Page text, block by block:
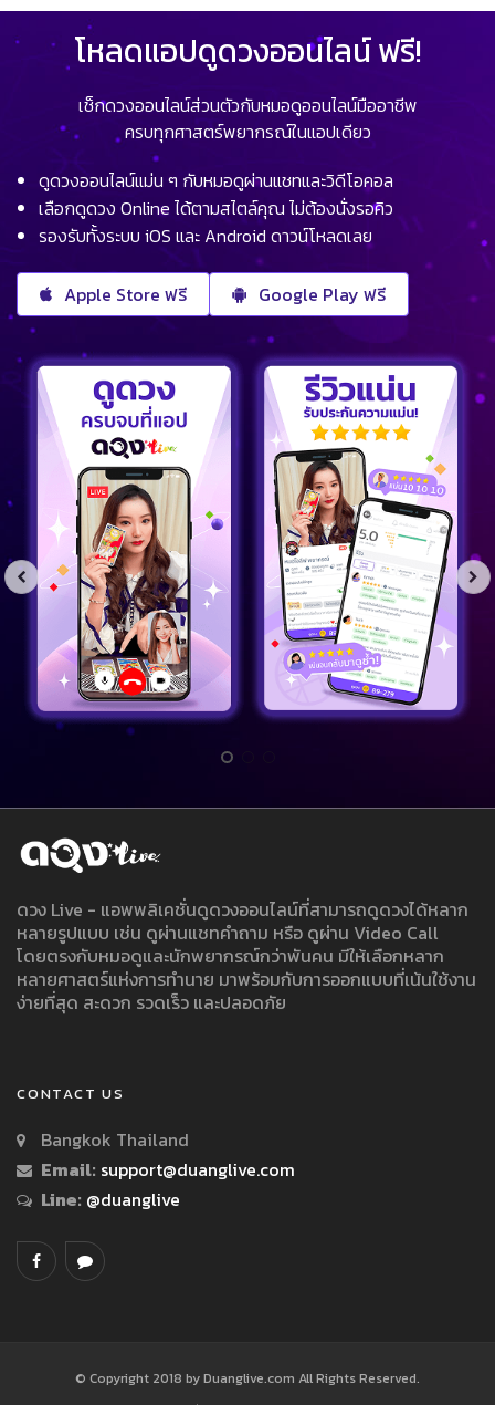
โหลดแอปดูดวงออนไลน์ ฟรี!
เช็กดวงออนไลน์ส่วนตัวกับหมอดูออนไลน์มืออาชีพ
ครบทุกศาสตร์พยากรณ์ในแอปเดียว
ดูดวงออนไลน์แม่น ๆ กับหมอดูผ่านแชทและวิดีโอคอล
เลือกดูดวง Online ได้ตามสไตล์คุณ ไม่ต้องนั่งรอคิว
รองรับทั้งระบบ iOS และ Android ดาวน์โหลดเลย
Apple Store ฟรี Google Play ฟรี
ดวง Live - แอพพลิเคชั่นดูดวงออนไลน์ที่สามารถดูดวงได้หลาก
หลายรูปแบบ เช่น ดูผ่านแชทคำถาม หรือ ดูผ่าน Video Call
โดยตรงกับหมอดูและนักพยากรณ์กว่าพันคน มีให้เลือกหลาก
หลายศาสตร์แห่งการทำนาย มาพร้อมกับการออกแบบที่เน้นใช้งาน
ง่ายที่สุด สะดวก รวดเร็ว และปลอดภัย
CONTACT US
Bangkok Thailand
Email: support@duanglive.com
Line: @duanglive
© Copyright 2018 by Duanglive.com All Rights Reserved.